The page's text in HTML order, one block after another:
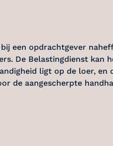
een opdrachtgever
De Belastingdienst kan
ligt op de loer, en
de aangescherpte